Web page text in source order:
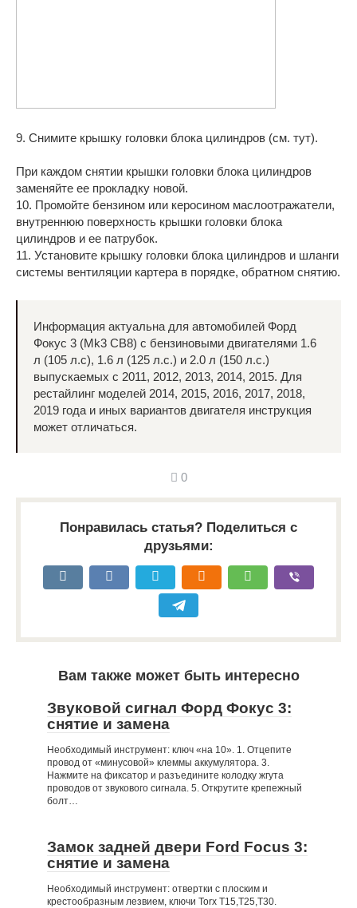
9. Снимите крышку головки блока цилиндров (см. тут).
При каждом снятии крышки головки блока цилиндров
заменяйте ее прокладку новой.
10. Промойте бензином или керосином маслоотражатели,
внутреннюю поверхность крышки головки блока
цилиндров и ее патрубок.
11. Установите крышку головки блока цилиндров и шланги
системы вентиляции картера в порядке, обратном снятию.
Информация актуальна для автомобилей Форд
Фокус 3 (Mk3 CB8) с бензиновыми двигателями 1.6
л (105 л.с), 1.6 л (125 л.с.) и 2.0 л (150 л.с.)
выпускаемых с 2011, 2012, 2013, 2014, 2015. Для
рестайлинг моделей 2014, 2015, 2016, 2017, 2018,
2019 года и иных вариантов двигателя инструкция
может отличаться.
0
Понравилась статья? Поделиться с
друзьями:
Вам также может быть интересно
Звуковой сигнал Форд Фокус 3:
снятие и замена
Необходимый инструмент: ключ «на 10». 1. Отцепите
провод от «минусовой» клеммы аккумулятора. 3.
Нажмите на фиксатор и разъедините колодку жгута
проводов от звукового сигнала. 5. Открутите крепежный
болт…
Замок задней двери Ford Focus 3:
снятие и замена
Необходимый инструмент: отвертки с плоским и
крестообразным лезвием, ключи Torx Т15,Т25,Т30.